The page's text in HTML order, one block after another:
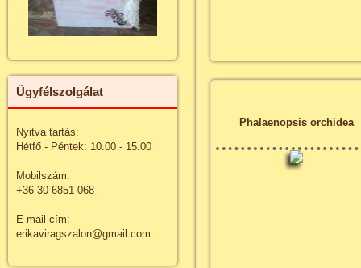
Ügyfélszolgálat
Nyitva tartás:
Hétfő - Péntek: 10.00 - 15.00
Mobilszám:
+36 30 6851 068
E-mail cím:
erikaviragszalon@gmail.com
Phalaenopsis orchidea